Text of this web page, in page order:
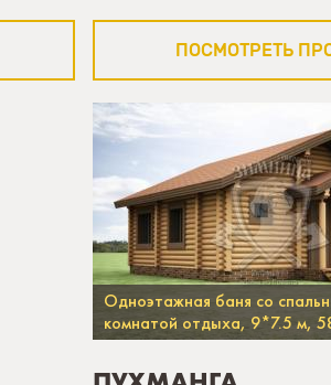
ПОСМОТРЕТЬ
Одноэтажная баня со
комнатой отдыха, 9*7.5 м,